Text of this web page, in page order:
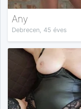
Any
Debrecen, 45 éves